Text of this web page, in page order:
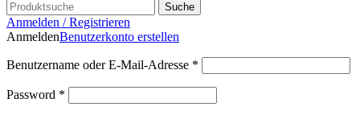
Suche
Anmelden / Registrieren
AnmeldenBenutzerkonto erstellen
Benutzername oder E-Mail-Adresse *
Password *